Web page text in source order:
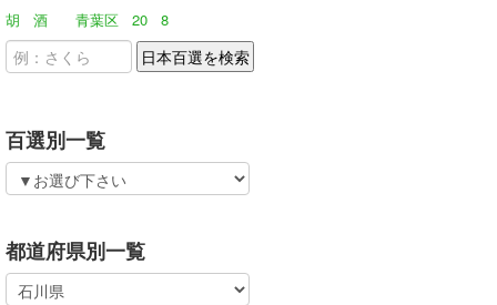
胡 酒 青葉区 20 8
百選別一覧
都道府県別一覧